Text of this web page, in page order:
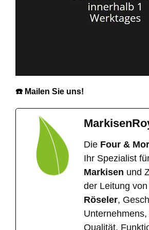
☎️ Mailen Sie uns!
Die Four &
Ihr Spezialist
Markisen und
der Leitung von
Röseler,
Qualität,